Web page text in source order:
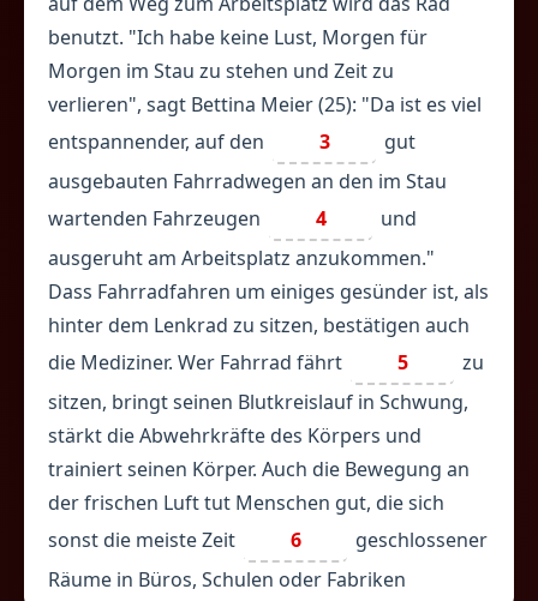
benutzt. "Ich habe keine Lust, Morgen für
Morgen im Stau zu stehen und Zeit zu
verlieren", sagt Bettina Meier (25): "Da ist es viel
entspannender, auf den
3
gut
ausgebauten Fahrradwegen an den im Stau
wartenden Fahrzeugen
4
und
ausgeruht am Arbeitsplatz anzukommen."
Dass Fahrradfahren um einiges gesünder ist, als
hinter dem Lenkrad zu sitzen, bestätigen auch
die Mediziner. Wer Fahrrad fährt
5
zu
sitzen, bringt seinen Blutkreislauf in Schwung,
stärkt die Abwehrkräfte des Körpers und
trainiert seinen Körper. Auch die Bewegung an
der frischen Luft tut Menschen gut, die sich
sonst die meiste Zeit
6
geschlossener
Räume in Büros, Schulen oder Fabriken